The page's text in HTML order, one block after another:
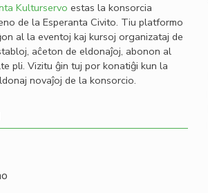
Kulturservo estas la konsorcia
de la Esperanta Civito. Tiu platformo
al la eventoj kaj kursoj organizataj de
aĉeton de eldonaĵoj, abonon al
pli. Vizitu ĝin tuj por konatiĝi kun la
novaĵoj de la konsorcio.